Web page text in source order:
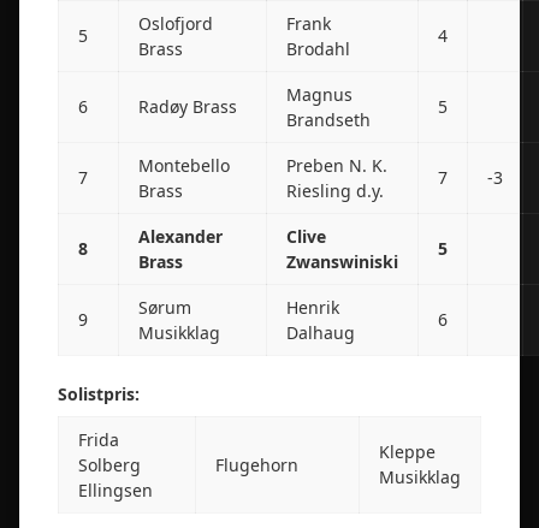
5
Oslofjord
Brass
Frank
Brodahl
4
6 Radøy Brass
Magnus
Brandseth
5
7
Montebello
Brass
Preben N. K.
Riesling d.y.
7 -3
8
Alexander
Brass
Clive
Zwanswiniski
5
9
Sørum
Musikklag
Henrik
Dalhaug
6
Solistpris:
Frida
Solberg
Ellingsen
Flugehorn
Kleppe
Musikklag